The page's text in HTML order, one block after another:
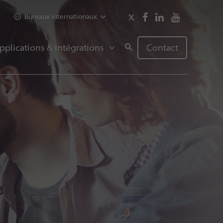
Bureaux internationaux
& intégrations Contact